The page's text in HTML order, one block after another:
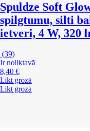
Spuldze Soft
spilgtumu, silti
ietveri, 4 W, 320
(39)
Ir noliktavā
8,40 €
Likt grozā
Likt grozā